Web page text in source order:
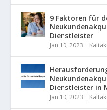
9 Faktoren für
Dienstleister
Jan 10, 2023 |
Dienstleister in
Jan 10, 2023 |